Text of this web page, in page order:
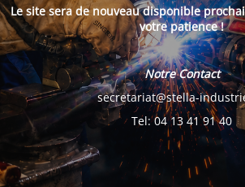
Le site sera de nouveau disponible
votre patience !
Notre Contact
secretariat@stella-
Tel: 04 13 41 91 40